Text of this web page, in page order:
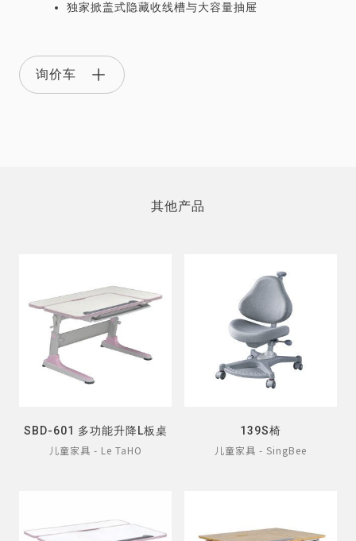
独家掀盖式隐藏收线槽与大容量抽屉
询价车
其他产品
SBD-601 多功能升降L板桌
儿童家具 - Le TaHO
139S椅
儿童家具 - SingBee